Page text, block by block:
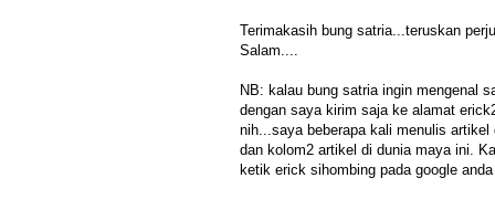
Terimakasih bung satria...teruskan
Salam....
NB: kalau bung satria ingin mengenal
dengan saya kirim saja ke alamat
nih...saya beberapa kali menulis
dan kolom2 artikel di dunia maya ini.
ketik erick sihombing pada google